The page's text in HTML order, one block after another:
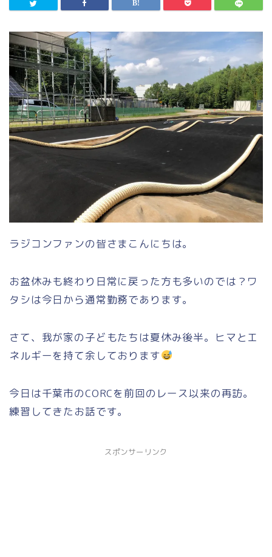
ラジコンファンの皆さまこんにちは。
お盆休みも終わり日常に戻った方も多いのでは？ワ
タシは今日から通常勤務であります。
さて、我が家の子どもたちは夏休み後半。ヒマとエ
ネルギーを持て余しております
今日は千葉市のCORCを前回のレース以来の再訪。
練習してきたお話です。
スポンサーリンク